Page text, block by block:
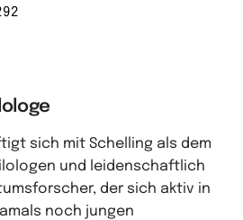
sich mit Schelling als dem
und leidenschaftlich
der sich aktiv in
noch jungen